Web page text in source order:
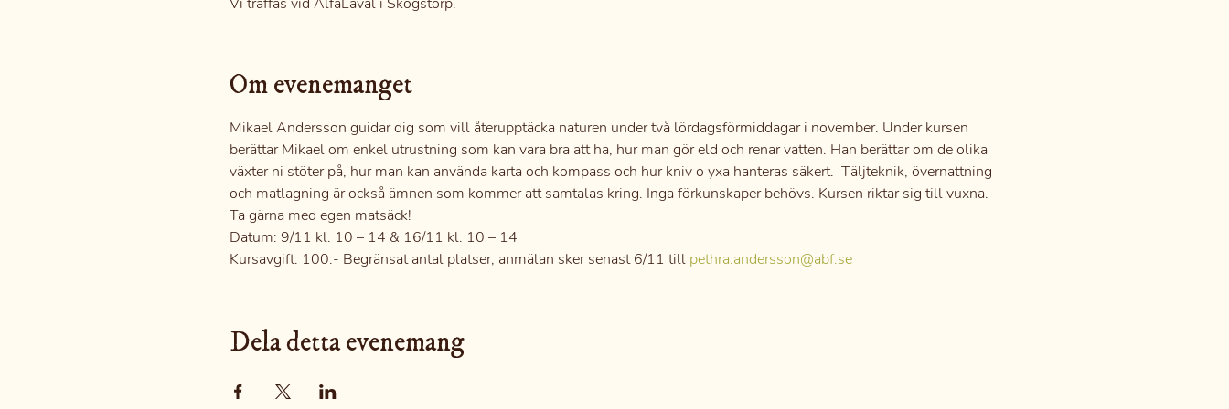
Om evenemanget
Mikael Andersson guidar dig som vill återupptäcka naturen under två lördagsförmiddagar i november. Under kursen
berättar Mikael om enkel utrustning som kan vara bra att ha, hur man gör eld och renar vatten. Han berättar om de olika
växter ni stöter på, hur man kan använda karta och kompass och hur kniv o yxa hanteras säkert.  Täljteknik, övernattning
och matlagning är också ämnen som kommer att samtalas kring. Inga förkunskaper behövs. Kursen riktar sig till vuxna.
Ta gärna med egen matsäck!
Datum: 9/11 kl. 10 – 14 & 16/11 kl. 10 – 14
Kursavgift: 100:- Begränsat antal platser, anmälan sker senast 6/11 till pethra.andersson@abf.se
Dela detta evenemang